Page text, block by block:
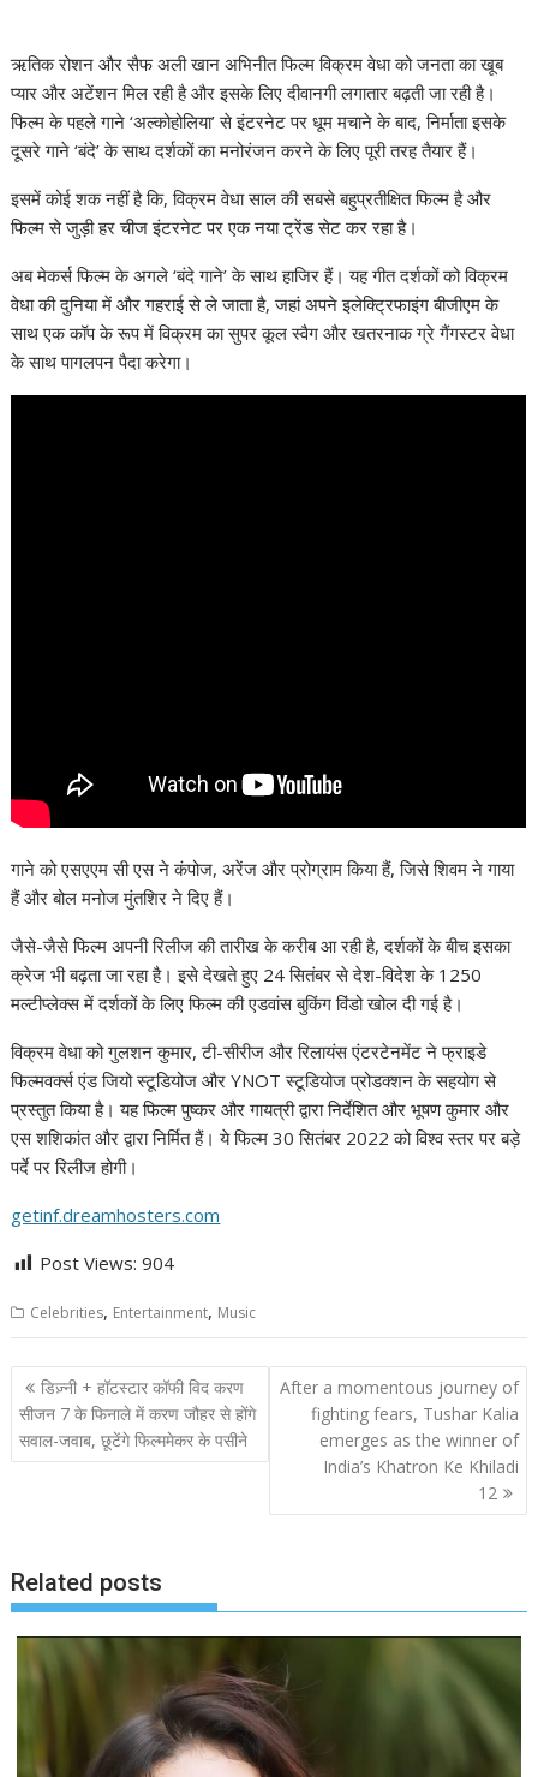
ऋतिक रोशन और सैफ अली खान अभिनीत फिल्म विक्रम वेधा को जनता का खूब
प्यार और अटेंशन मिल रही है और इसके लिए दीवानगी लगातार बढ़ती जा रही है।
फिल्म के पहले गाने ‘अल्कोहोलिया’ से इंटरनेट पर धूम मचाने के बाद, निर्माता इसके
दूसरे गाने ‘बंदे’ के साथ दर्शकों का मनोरंजन करने के लिए पूरी तरह तैयार हैं।
इसमें कोई शक नहीं है कि, विक्रम वेधा साल की सबसे बहुप्रतीक्षित फिल्म है और
फिल्म से जुड़ी हर चीज इंटरनेट पर एक नया ट्रेंड सेट कर रहा है।
अब मेकर्स फिल्म के अगले ‘बंदे गाने’ के साथ हाजिर हैं। यह गीत दर्शकों को विक्रम
वेधा की दुनिया में और गहराई से ले जाता है, जहां अपने इलेक्ट्रिफाइंग बीजीएम के
साथ एक कॉप के रूप में विक्रम का सुपर कूल स्वैग और खतरनाक ग्रे गैंगस्टर वेधा
के साथ पागलपन पैदा करेगा।
गाने को एसएएम सी एस ने कंपोज, अरेंज और प्रोग्राम किया हैं, जिसे शिवम ने गाया
हैं और बोल मनोज मुंतशिर ने दिए हैं।
जैसे-जैसे फिल्म अपनी रिलीज की तारीख के करीब आ रही है, दर्शकों के बीच इसका
क्रेज भी बढ़ता जा रहा है। इसे देखते हुए 24 सितंबर से देश-विदेश के 1250
मल्टीप्लेक्स में दर्शकों के लिए फिल्म की एडवांस बुकिंग विंडो खोल दी गई है।
विक्रम वेधा को गुलशन कुमार, टी-सीरीज और रिलायंस एंटरटेनमेंट ने फ्राइडे
फिल्मवर्क्स एंड जियो स्टूडियोज और YNOT स्टूडियोज प्रोडक्शन के सहयोग से
प्रस्तुत किया है। यह फिल्म पुष्कर और गायत्री द्वारा निर्देशित और भूषण कुमार और
एस शशिकांत और द्वारा निर्मित हैं। ये फिल्म 30 सितंबर 2022 को विश्व स्तर पर बड़े
पर्दे पर रिलीज होगी।
getinf.dreamhosters.com
Post Views: 904
Celebrities, Entertainment, Music
Post
navigation
डिज़्नी + हॉटस्टार कॉफी विद करण
सीजन 7 के फिनाले में करण जौहर से होंगे
सवाल-जवाब, छूटेंगे फिल्ममेकर के पसीने
After a momentous journey of
fighting fears, Tushar Kalia
emerges as the winner of
India’s Khatron Ke Khiladi
12
Related posts